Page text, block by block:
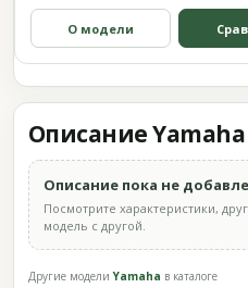
О модели
Описание Yamaha
Описание пока не
Посмотрите характеристики,
модель с другой.
Другие моделиYamaha в каталоге